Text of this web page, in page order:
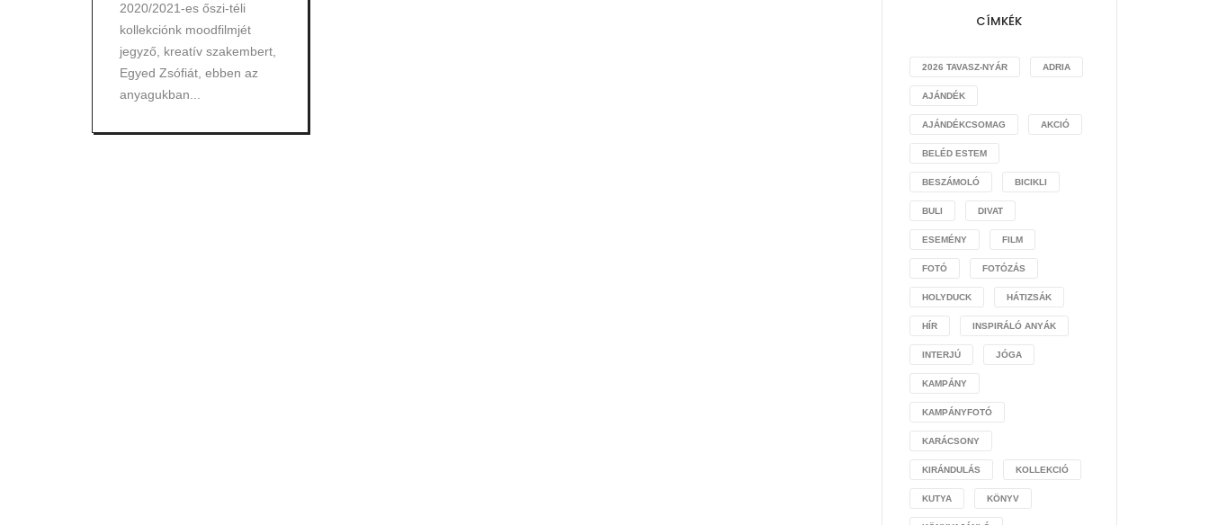
2020/2021-es őszi-téli
kollekciónk moodfilmjét
jegyző, kreatív szakembert,
Egyed Zsófiát, ebben az
anyagukban...
CÍMKÉK
2026 TAVASZ-NYÁR ADRIA
AJÁNDÉK
AJÁNDÉKCSOMAG AKCIÓ
BELÉD ESTEM
BESZÁMOLÓ BICIKLI
BULI DIVAT
ESEMÉNY FILM
FOTÓ FOTÓZÁS
HOLYDUCK HÁTIZSÁK
HÍR INSPIRÁLÓ ANYÁK
INTERJÚ JÓGA
KAMPÁNY
KAMPÁNYFOTÓ
KARÁCSONY
KIRÁNDULÁS KOLLEKCIÓ
KUTYA KÖNYV